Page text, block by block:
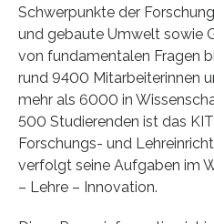
Schwerpunkte der
und gebaute Umwelt sowie
von fundamentalen Fragen
rund 9400 Mitarbeiterinnen
mehr als 6000 in
500 Studierenden ist das
Forschungs- und
verfolgt seine Aufgaben im
– Lehre – Innovation.